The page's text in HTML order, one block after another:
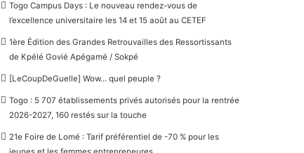
Togo Campus Days : Le nouveau rendez-vous de
l’excellence universitaire les 14 et 15 août au CETEF
1ère Édition des Grandes Retrouvailles des Ressortissants
de Kpélé Govié Apégamé / Sokpé
[LeCoupDeGuelle] Wow… quel peuple ?
Togo : 5 707 établissements privés autorisés pour la rentrée
2026-2027, 160 restés sur la touche
21e Foire de Lomé : Tarif préférentiel de -70 % pour les